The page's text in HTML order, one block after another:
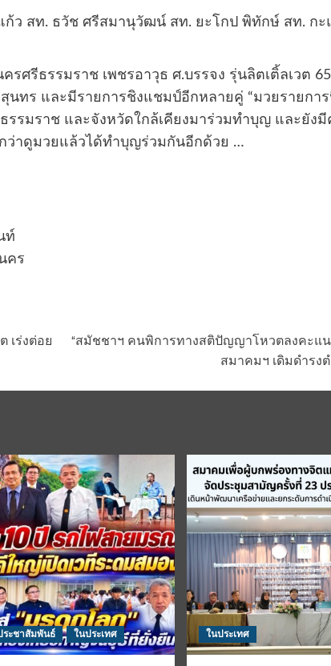
ว สท. ธวัช ศรีสมานุวัฒน์ สท. ยะโกป พิทักษ์ สท. ก
ศรีธรรมราช เพชรอาวุธ ศ.บรรจง รุ่นลิตเติ้ลเวต
ทร และมีรายการชิงแชมป์อีกหลายคู่ “มวยรายกา
รมราช และจังหวัดใกล้เคียงมาร่วมทำบุญ และยังมี
ว่าดูมวยแล้วได้ทำบุญร่วมกันอีกด้วย …
ท์
คร
เร่งต่อย
“สมัชชาฯ คนพิการทางสติปัญญาโหวตลงคะแ
สมาคมฯ เดิมดำรง
ระชาสัมพันธ์ ในประเทศ ในประเทศ